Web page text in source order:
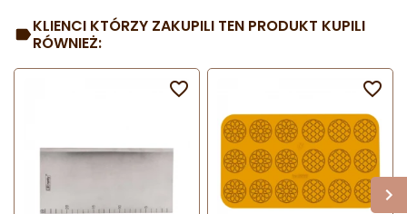
KLIENCI KTÓRZY ZAKUPILI TEN PRODUKT KUPILI
RÓWNIEŻ:
 